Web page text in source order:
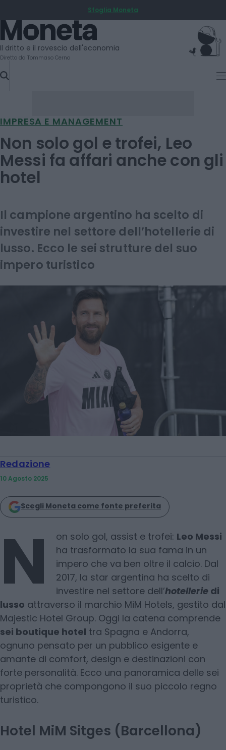
TO
CONTENT
Sfoglia Moneta
Moneta
Il dritto e il rovescio dell'economia
Diretto da Tommaso Cerno
IMPRESA E MANAGEMENT
Non solo gol e trofei, Leo
Messi fa affari anche con gli
hotel
Il campione argentino ha scelto di
investire nel settore dell’hotellerie di
lusso. Ecco le sei strutture del suo
impero turistico
Redazione
10 Agosto 2025
Scegli Moneta come fonte preferita
N on solo gol, assist e trofei: Leo Messi
ha trasformato la sua fama in un
impero che va ben oltre il calcio. Dal
2017, la star argentina ha scelto di
investire nel settore dell’hotellerie di
lusso attraverso il marchio MiM Hotels, gestito dal
Majestic Hotel Group. Oggi la catena comprende
sei boutique hotel tra Spagna e Andorra,
ognuno pensato per un pubblico esigente e
amante di comfort, design e destinazioni con
forte personalità. Ecco una panoramica delle sei
proprietà che compongono il suo piccolo regno
turistico.
Hotel MiM Sitges (Barcellona)